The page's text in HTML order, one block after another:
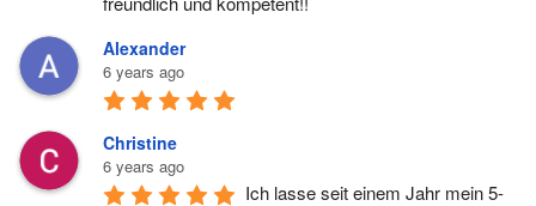
Alexander
6 years ago
Christine
6 years ago
Ich lasse seit einem Jahr mein 5-